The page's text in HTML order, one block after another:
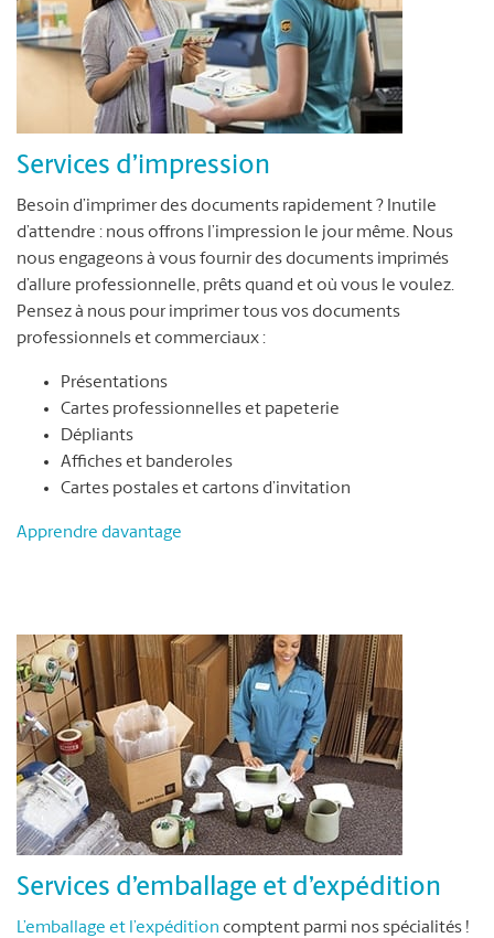
Services d’impression
Besoin d’imprimer des documents rapidement ? Inutile
d’attendre : nous offrons l’impression le jour même. Nous
nous engageons à vous fournir des documents imprimés
d’allure professionnelle, prêts quand et où vous le voulez.
Pensez à nous pour imprimer tous vos documents
professionnels et commerciaux :
Présentations
Cartes professionnelles et papeterie
Dépliants
Affiches et banderoles
Cartes postales et cartons d’invitation
Apprendre davantage
Services d’emballage et d’expédition
L’emballage et l’expédition comptent parmi nos spécialités !